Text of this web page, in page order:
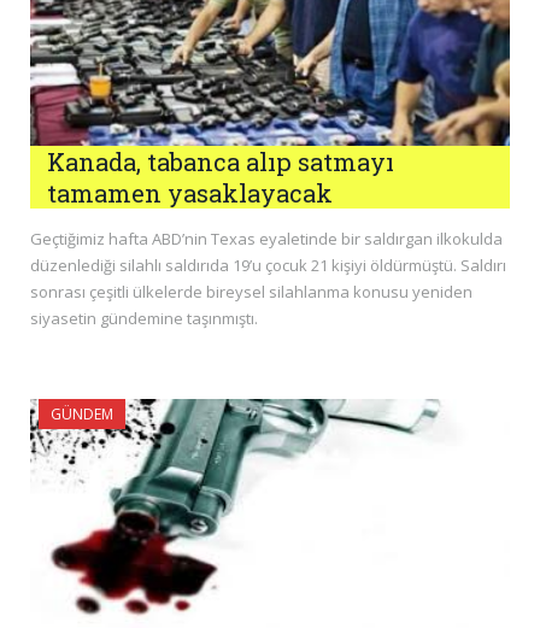
Kanada, tabanca alıp satmayı
tamamen yasaklayacak
Geçtiğimiz hafta ABD’nin Texas eyaletinde bir saldırgan ilkokulda
düzenlediği silahlı saldırıda 19’u çocuk 21 kişiyi öldürmüştü. Saldırı
sonrası çeşitli ülkelerde bireysel silahlanma konusu yeniden
siyasetin gündemine taşınmıştı.
GÜNDEM